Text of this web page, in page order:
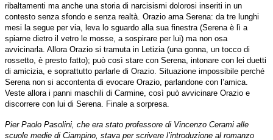
ribaltamenti ma anche una storia di narcisismi dolorosi inseriti in un
contesto senza sfondo e senza realtà. Orazio ama Serena: da tre lunghi
mesi la segue per via, leva lo sguardo alla sua finestra (Serena è lì a
spiarne dietro il vetro le mosse, a sospirare per lui) ma non osa
avvicinarla. Allora Orazio si tramuta in Letizia (una gonna, un tocco di
rossetto, è presto fatto); può così stare con Serena, intonare con lei duetti
di amicizia, e soprattutto parlarle di Orazio. Situazione impossibile perché
Serena non si accontenta di evocare Orazio, parlandone con l’amica.
Veste allora i panni maschili di Carmine, così può avvicinare Orazio e
discorrere con lui di Serena. Finale a sorpresa.
Pier Paolo Pasolini, che era stato professore di Vincenzo Cerami alle
scuole medie di Ciampino, stava per scrivere l’introduzione al romanzo